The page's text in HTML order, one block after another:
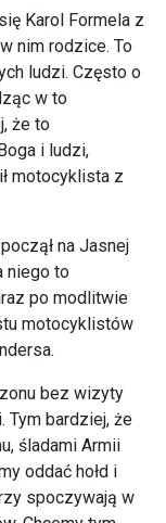
Karol Formela z
nim rodzice. To
ludzi. Często o
w to
że to
i ludzi,
motocyklista z
na Jasnej
niego to
po modlitwie
motocyklistów
bez wizyty
Tym bardziej, że
śladami Armii
oddać hołd i
spoczywają w